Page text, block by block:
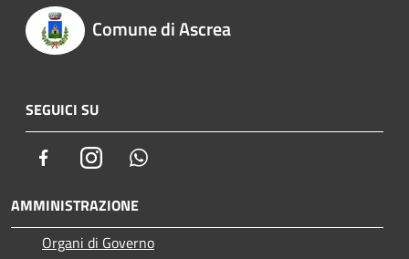
Comune di Ascrea
SEGUICI SU
FacebookInstagram
AMMINISTRAZIONE
Organi di Governo